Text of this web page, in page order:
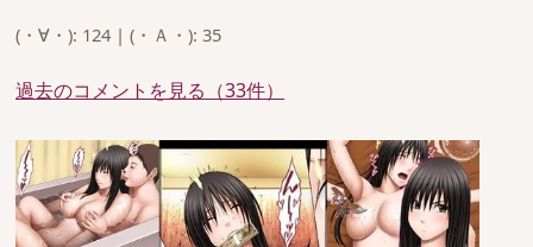
(・∀・): 124 | (・Ａ・): 35
過去のコメントを見る（33件）